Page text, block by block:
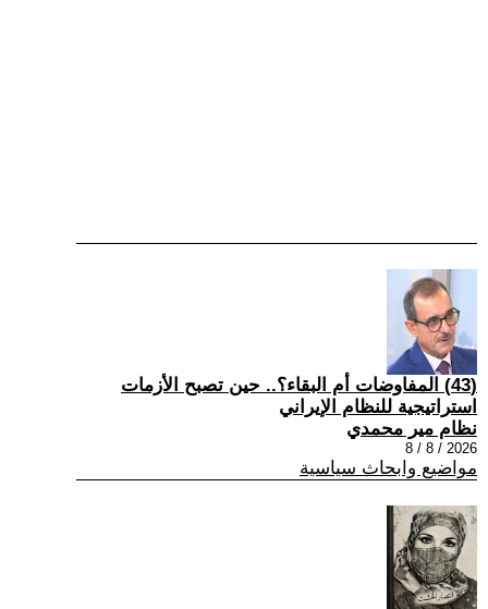
(43) المفاوضات أم البقاء؟.. حين تصبح الأزمات
استراتيجية للنظام الإيراني
نظام مير محمدي
2026 / 8 / 8
مواضيع وابحاث سياسية